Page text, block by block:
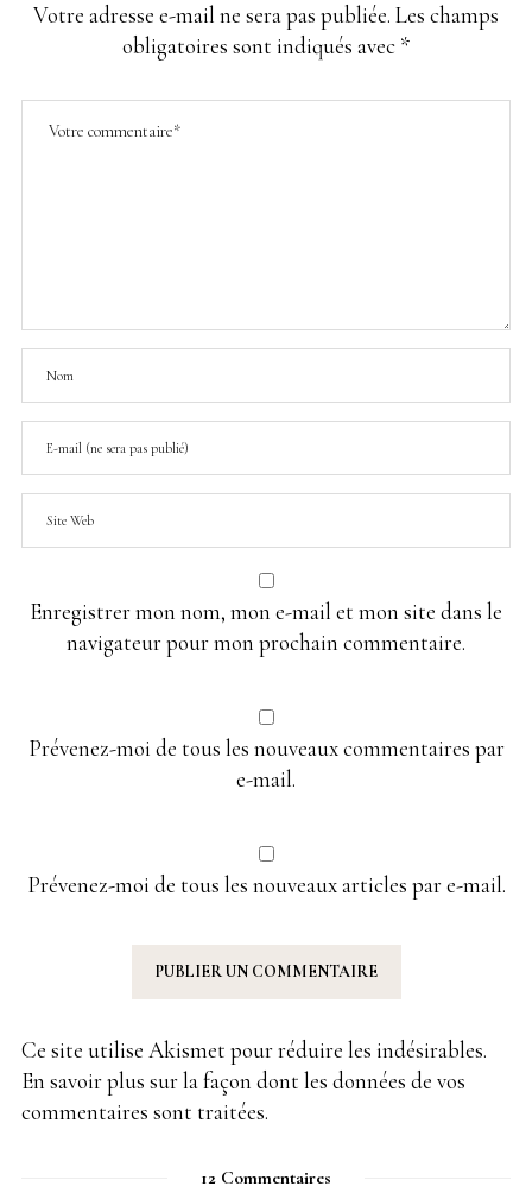
Votre adresse e-mail ne sera pas publiée. Les champs
obligatoires sont indiqués avec *
Enregistrer mon nom, mon e-mail et mon site dans le
navigateur pour mon prochain commentaire.
Prévenez-moi de tous les nouveaux commentaires par
e-mail.
Prévenez-moi de tous les nouveaux articles par e-mail.
Ce site utilise Akismet pour réduire les indésirables.
En savoir plus sur la façon dont les données de vos
commentaires sont traitées.
12 Commentaires